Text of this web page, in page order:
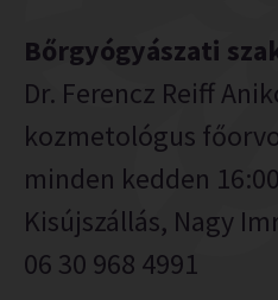
Bőrgyógyászati
Dr. Ferencz Reiff
kozmetológus
minden kedden
Kisújszállás, Nagy
06 30 968 4991